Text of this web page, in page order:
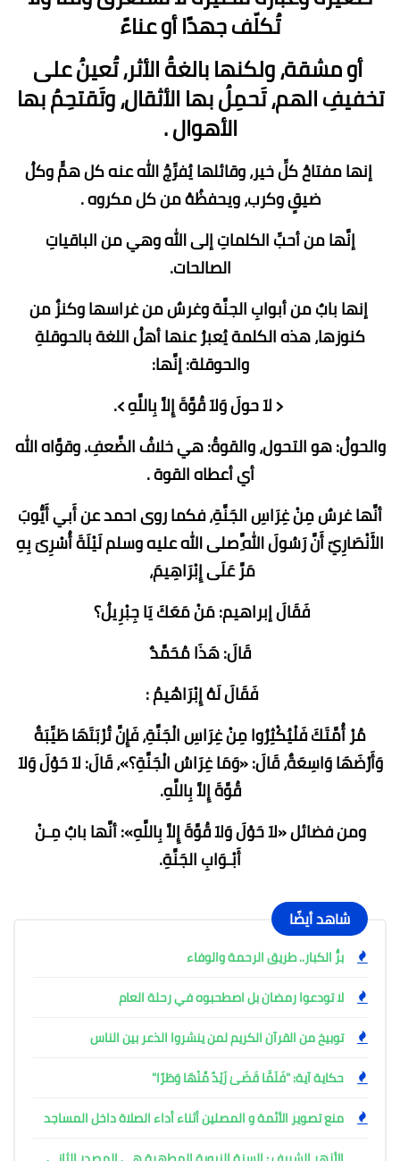
تُكلّف جهدًا أو عناءً
أو مشقة، ولكنها بالغةُ الأثر، تُعينُ على
تخفيفِ الهم، تَحمِلُ بها الأثقال، وتَقتحِمُ بها
الأهوال .
إنها مفتاحُ كلِّ خير، وقائلها يُفرِّجُ الله عنه كل همٍّ وكلُ
ضيقٍ وكرب، ويحفظُهُ من كل مكروه .
إنَّها من أحبِّ الكلماتِ إلى الله وهي من الباقياتِ
الصالحات.
إنها بابٌ من أبوابِ الجنَّة وغرسٌ من غراسها وكنزٌ من
كنوزها، هذه الكلمة يُعبرُ عنها أهلُ اللغة بالحوقلةِ
والحوقلة: إنَّها:
﴿ لاَ حولَ وَلاَ قُوَّةَ إِلاَّ بِاللَّهِ ﴾.
والحولُ: هو التحول، والقوةُ: هي خلافُ الضَّعفِ. وقوَّاه الله
أي أعطاه القوة .
أنَّها غرسٌ مِنْ غِرَاسِ الجَنَّةِ، فكما روى احمد عن أَبي أَيُّوبَ
الأَنْصَارِيّ أَنَّ رَسُولَ اللَّهِ صلى الله عليه وسلم لَيْلَةَ أُسْرِىَ بِهِ
مَرَّ عَلَى إِبْرَاهِيمَ،
فَقَالَ إبراهيم: مَنْ مَعَكَ يَا جِبْرِيلُ؟
قَالَ: هَذَا مُحَمَّدٌ
فَقَالَ لَهُ إِبْرَاهُيمُ :
مُرْ أُمَّتَكَ فَلْيُكْثِرُوا مِنْ غِرَاسِ الْجَنَّةِ، فَإِنَّ تُرْبَتَهَا طَيِّبَةٌ
وَأَرْضَهَا وَاسِعَةٌ، قَالَ: «وَمَا غِرَاسُ الْجَنَّةِ؟»، قَالَ: لاَ حَوْلَ وَلاَ
قُوَّةَ إِلاَّ بِاللَّهِ.
ومن فضائل «لاَ حَوْلَ وَلاَ قُوَّةَ إِلاَّ بِاللَّهِ»: أنَّها بابٌ مِـنْ
أَبْـوَابِ الجَنَّةِ.
شاهد أيضًا
برُّ الكبار.. طريق الرحمة والوفاء
لا تودعوا رمضان بل اصطحبوه في رحلة العام
توبيخ من القرآن الكريم لمن ينشروا الذعر بين الناس
حكاية آية: "فَلَمَّا قَضَىٰ زَيْدٌ مِّنْهَا وَطَرًا"
منع تصوير الأئمة و المصلين أثناء أداء الصلاة داخل المساجد